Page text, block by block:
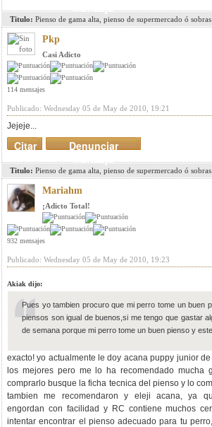
mensaje
Titulo: Pienso de gama alta, pienso de supermercado ó
Pkp
Casi Adicto
114 mensajes
Publicado: Wednesday 05 de May de 2010, 19:21
Jejeje...
Denunciar
mensaje
Citar
Titulo: Pienso de gama alta, pienso de supermercado ó
Mariahm
¡Adicto Total!
932 mensajes
Publicado: Wednesday 05 de May de 2010, 19:23
Akiak dijo:
Pues yo tambien procuro que mi perro tome un buen
piensos son igual de buenos,si me tengo que gastar
de semana porque mi perro tome un buen pienso y
exacto! yo actualmente le doy acana puppy junior
los mejores pero me lo ha recomendado mucha
comprarlo busque la ficha tecnica del pienso y lo
tambien me recomendaron y eleji acana, ya
engordan con facilidad y RC contiene muchos
intentar encontrar el pienso adecuado para tu